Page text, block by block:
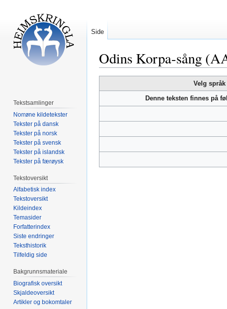
Odins Korpa-sång
til
til
Velg språk
Denne teksten finnes på
Side
Tekstsamlinger
Norrøne kildetekster
Tekster på dansk
Tekster på norsk
Tekster på svensk
Tekster på islandsk
Tekster på færøysk
Tekstoversikt
Alfabetisk index
Tekstoversikt
Kildeindex
Temasider
Forfatterindex
Siste endringer
Teksthistorik
Tilfeldig side
Bakgrunnsmateriale
Biografisk oversikt
Skjaldeoversikt
Artikler og bokomtaler